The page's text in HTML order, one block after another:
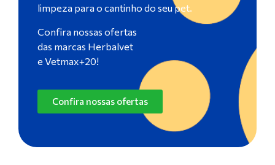
limpeza para o cantinho do seu pet.
Confira nossas ofertas
das marcas Herbalvet
e Vetmax+20!
Confira nossas ofertas